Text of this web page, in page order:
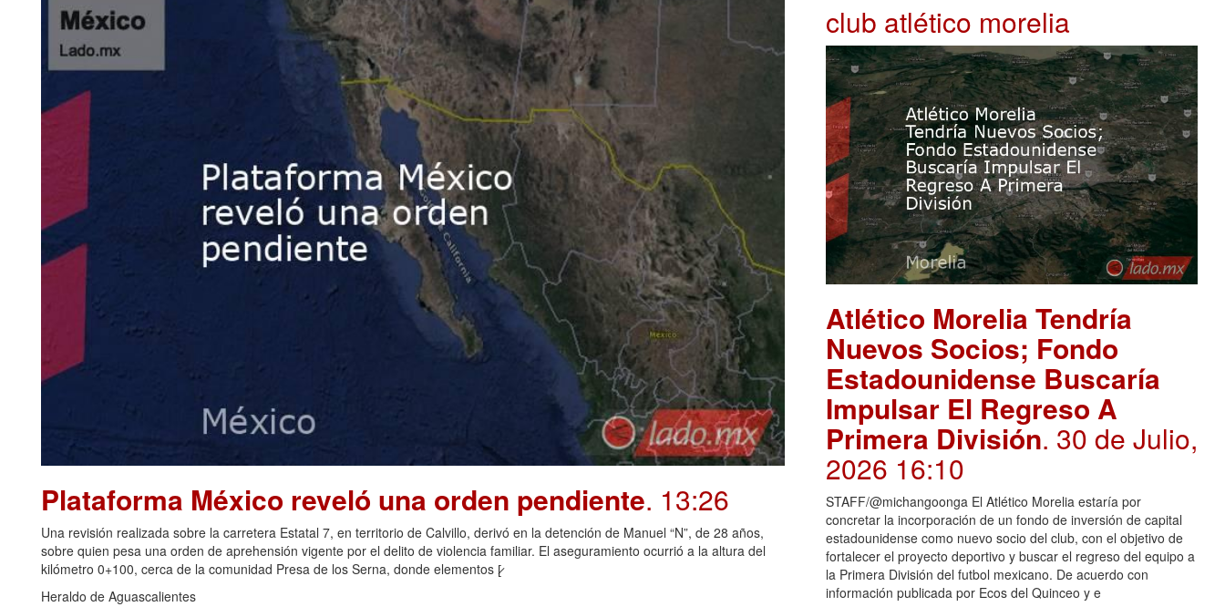
Plataforma México reveló una orden pendiente. 13:26
Una revisión realizada sobre la carretera Estatal 7, en territorio de Calvillo, derivó en la detención de Manuel “N”, de 28 años,
sobre quien pesa una orden de aprehensión vigente por el delito de violencia familiar. El aseguramiento ocurrió a la altura del
kilómetro 0+100, cerca de la comunidad Presa de los Serna, donde elementos [̷
Heraldo de Aguascalientes
club atlético morelia
Atlético Morelia Tendría
Nuevos Socios; Fondo
Estadounidense Buscaría
Impulsar El Regreso A
Primera División. 30 de Julio,
2026 16:10
STAFF/@michangoonga El Atlético Morelia estaría por
concretar la incorporación de un fondo de inversión de capital
estadounidense como nuevo socio del club, con el objetivo de
fortalecer el proyecto deportivo y buscar el regreso del equipo a
la Primera División del futbol mexicano. De acuerdo con
información publicada por Ecos del Quinceo y e